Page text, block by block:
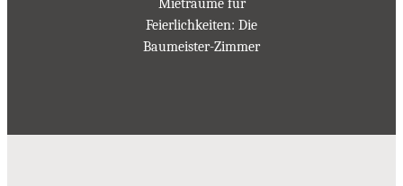
Feierlichkeiten: Die
Baumeister-Zimmer